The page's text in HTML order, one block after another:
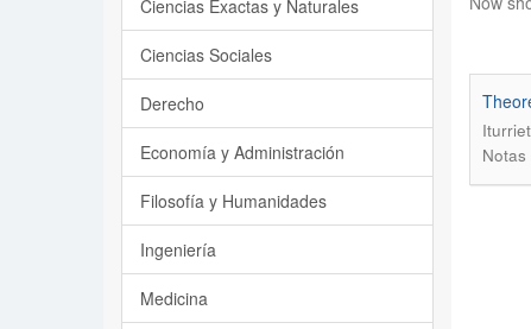
Ciencias Exactas y Naturales
Ciencias Sociales
Derecho
Economía y Administración
Filosofía y Humanidades
Ingeniería
Medicina